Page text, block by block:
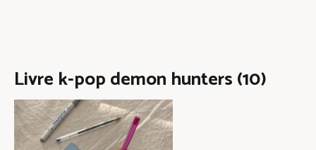
Livre k-pop demon hunters (10)